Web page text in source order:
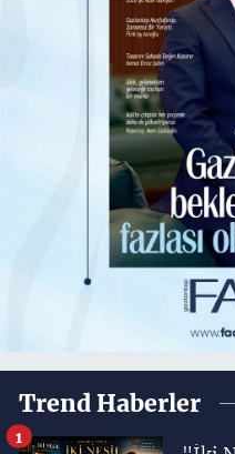
Trend Haberler
1